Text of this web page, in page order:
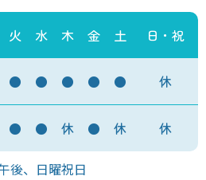
火 水 木 金 土 日・祝
● ● ● ● ● 休
● ● 休 ● 休 休
後、日曜祝日